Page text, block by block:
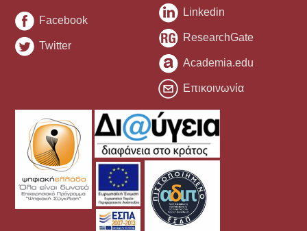
Facebook
Twitter
Linkedin
ResearchGate
Academia.edu
Επικοινωνία